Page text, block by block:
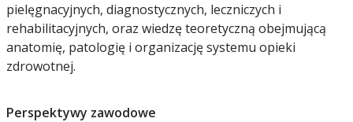
pielęgnacyjnych, diagnostycznych, leczniczych i
rehabilitacyjnych, oraz wiedzę teoretyczną obejmującą
anatomię, patologię i organizację systemu opieki
zdrowotnej.
Perspektywy zawodowe